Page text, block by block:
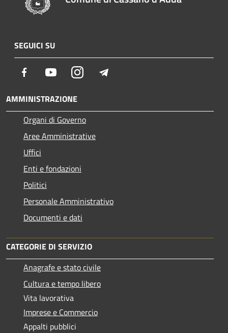
SEGUICI SU
Facebook YoutubeInstagram
AMMINISTRAZIONE
Organi di Governo
Aree Amministrative
Uffici
Enti e fondazioni
Politici
Personale Amministrativo
Documenti e dati
CATEGORIE DI SERVIZIO
Anagrafe e stato civile
Cultura e tempo libero
Vita lavorativa
Imprese e Commercio
Appalti pubblici